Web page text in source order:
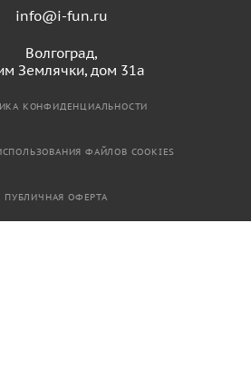
info@i-fun.ru
Волгоград,
Землячки, дом 31а
КОНФИДЕНЦИАЛЬНОСТИ
ФАЙЛОВ COOKIES
ПУБЛИЧНАЯ ОФЕРТА